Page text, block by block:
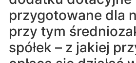
przygotowane dla
przy tym
spółek – z jakiej